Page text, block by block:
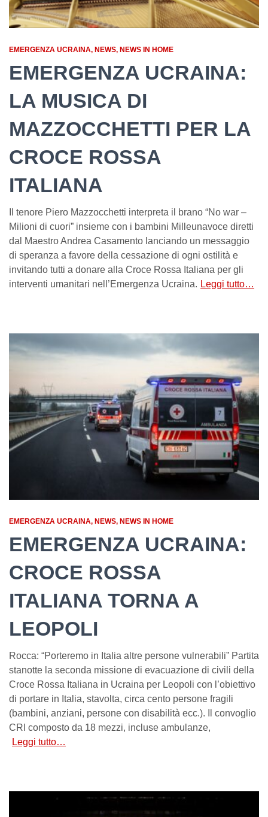
EMERGENZA UCRAINA NEWS NEWS IN HOME
EMERGENZA UCRAINA:
LA MUSICA DI
MAZZOCCHETTI PER LA
CROCE ROSSA
ITALIANA
Il tenore Piero Mazzocchetti interpreta il brano “No war –
Milioni di cuori” insieme con i bambini Milleunavoce diretti
dal Maestro Andrea Casamento lanciando un messaggio
di speranza a favore della cessazione di ogni ostilità e
invitando tutti a donare alla Croce Rossa Italiana per gli
interventi umanitari nell’Emergenza Ucraina. Leggi tutto…
EMERGENZA UCRAINA NEWS NEWS IN HOME
EMERGENZA UCRAINA:
CROCE ROSSA
ITALIANA TORNA A
LEOPOLI
Rocca: “Porteremo in Italia altre persone vulnerabili” Partita
stanotte la seconda missione di evacuazione di civili della
Croce Rossa Italiana in Ucraina per Leopoli con l’obiettivo
di portare in Italia, stavolta, circa cento persone fragili
(bambini, anziani, persone con disabilità ecc.). Il convoglio
CRI composto da 18 mezzi, incluse ambulanze,
Leggi tutto…